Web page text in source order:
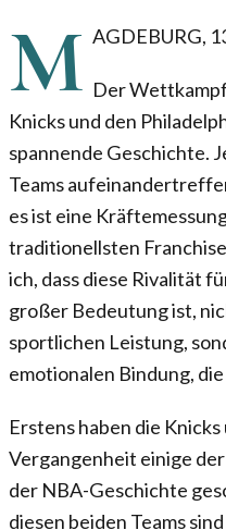
M AGDEBURG,
Der
Knicks und den
spannende Geschichte.
Teams
es ist eine
traditionellsten
ich, dass diese Rivalität
großer Bedeutung ist,
sportlichen Leistung,
emotionalen Bindung,
Erstens haben die
Vergangenheit einige
der NBA-Geschichte
diesen beiden Teams